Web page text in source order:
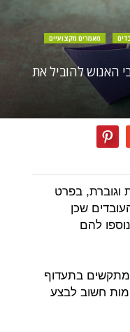
מאמרים מקצועיים
האנוש להוביל את
וגוברת, בפרט
שכן
להם
בתעדוף
חשוב לבצע